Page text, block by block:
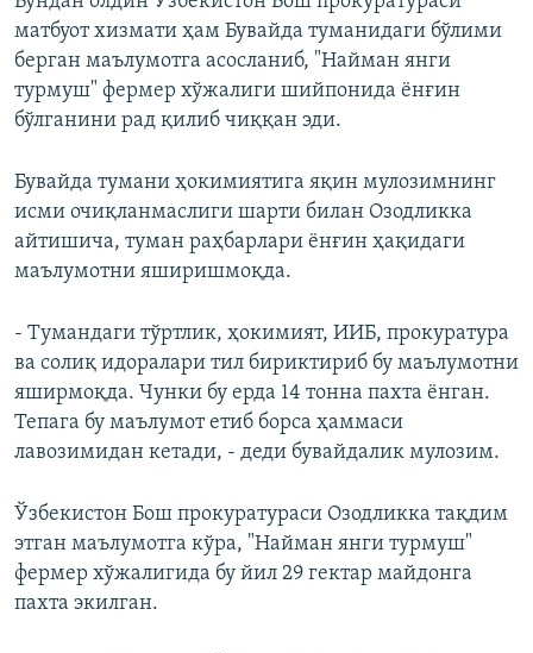
матбуот хизмати ҳам Бувайда туманидаги бўлими
берган маълумотга асосланиб, "Найман янги
турмуш" фермер хўжалиги шийпонида ёнғин
бўлганини рад қилиб чиққан эди.
Бувайда тумани ҳокимиятига яқин мулозимнинг
исми очиқланмаслиги шарти билан Озодликка
айтишича, туман раҳбарлари ёнғин ҳақидаги
маълумотни яширишмоқда.
- Тумандаги тўртлик, ҳокимият, ИИБ, прокуратура
ва солиқ идоралари тил бириктириб бу маълумотни
яширмоқда. Чунки бу ерда 14 тонна пахта ёнган.
Тепага бу маълумот етиб борса ҳаммаси
лавозимидан кетади, - деди бувайдалик мулозим.
Ўзбекистон Бош прокуратураси Озодликка тақдим
этган маълумотга кўра, "Найман янги турмуш"
фермер хўжалигида бу йил 29 гектар майдонга
пахта экилган.